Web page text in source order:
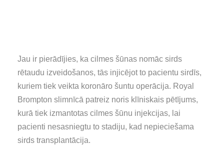
Jau ir pierādījies, ka cilmes šūnas nomāc sirds
rētaudu izveidošanos, tās injicējot to pacientu sirdīs,
kuriem tiek veikta koronāro šuntu operācija. Royal
Brompton slimnīcā patreiz noris klīniskais pētījums,
kurā tiek izmantotas cilmes šūnu injekcijas, lai
pacienti nesasniegtu to stadiju, kad nepieciešama
sirds transplantācija.